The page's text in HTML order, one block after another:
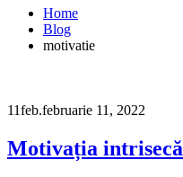
Home
Blog
motivatie
11feb.februarie 11, 2022
Motivația intrisecă